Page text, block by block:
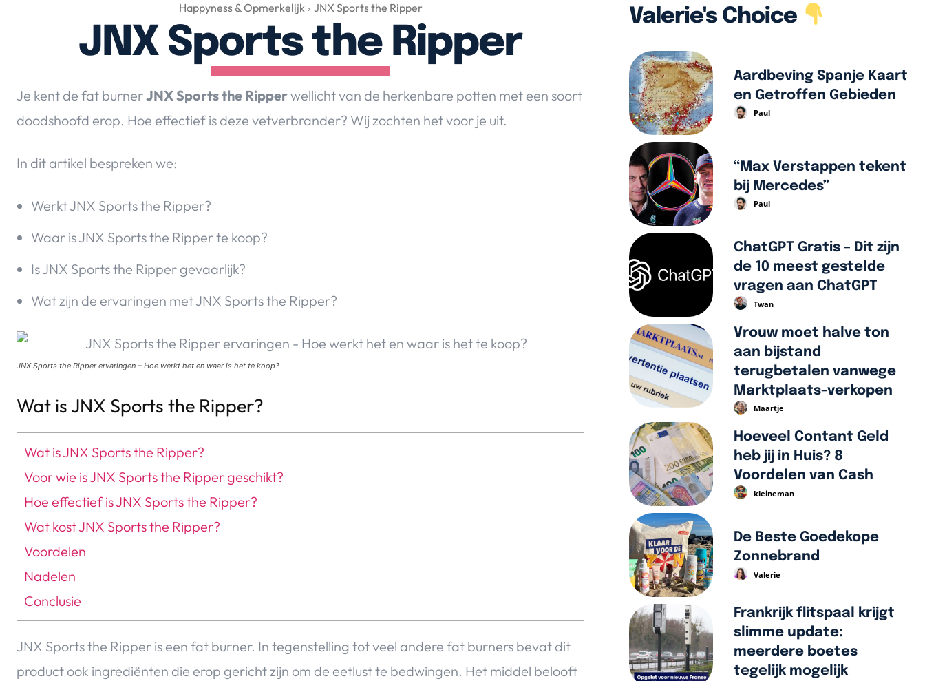
Happyness & Opmerkelijk JNX Sports the Ripper
JNX Sports the Ripper
Je kent de fat burnerJNX Sports the Ripperwellicht van de herkenbare potten met een soort
doodshoofd erop. Hoe effectief is deze vetverbrander? Wij zochten het voor je uit.
In dit artikel bespreken we:
Werkt JNX Sports the Ripper?
Waar is JNX Sports the Ripper te koop?
Is JNX Sports the Ripper gevaarlijk?
Wat zijn de ervaringen met JNX Sports the Ripper?
JNX Sports the Ripper ervaringen – Hoe werkt het en waar is het te koop?
Wat is JNX Sports the Ripper?
Wat is JNX Sports the Ripper?
Voor wie is JNX Sports the Ripper geschikt?
Hoe effectief is JNX Sports the Ripper?
Wat kost JNX Sports the Ripper?
Voordelen
Nadelen
Conclusie
JNX Sports the Ripper is een fat burner. In tegenstelling tot veel andere fat burners bevat dit
product ook ingrediënten die erop gericht zijn om de eetlust te bedwingen. Het middel belooft
Valerie's Choice
Aardbeving Spanje Kaart
en Getroffen Gebieden
Paul
“Max Verstappen tekent
bij Mercedes”
Paul
ChatGPT Gratis – Dit zijn
de 10 meest gestelde
vragen aan ChatGPT
Twan
Vrouw moet halve ton
aan bijstand
terugbetalen vanwege
Marktplaats-verkopen
Maartje
Hoeveel Contant Geld
heb jij in Huis? 8
Voordelen van Cash
kleineman
De Beste Goedekope
Zonnebrand
Valerie
Frankrijk flitspaal krijgt
slimme update:
meerdere boetes
tegelijk mogelijk